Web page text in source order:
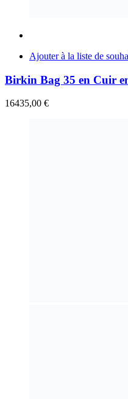
Ajouter à la liste de
Birkin Bag 35 en Cuir
16435,00 €